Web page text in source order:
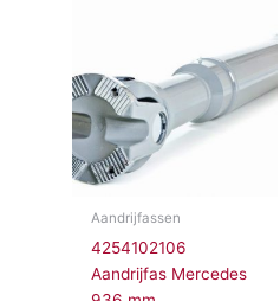
Aandrijfassen
4254102106
Aandrijfas Mercedes